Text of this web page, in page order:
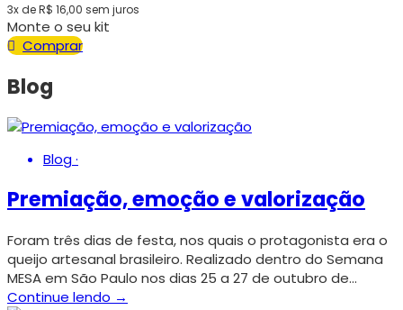
3x deR$ 16,00 sem juros
Monte o seu kit
Comprar
Blog
Blog·
Premiação, emoção e valorização
Foram três dias de festa, nos quais o protagonista era o
queijo artesanal brasileiro. Realizado dentro do Semana
MESA em São Paulo nos dias 25 a 27 de outubro de…
Continue lendo →